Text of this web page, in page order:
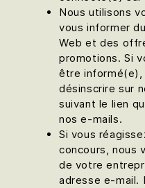
Nous utilisons
vous informer
Web et des
promotions. Si
être informé(e),
désinscrire sur
suivant le lien
nos e-mails.
Si vous
concours, nous
de votre
adresse e-mail.